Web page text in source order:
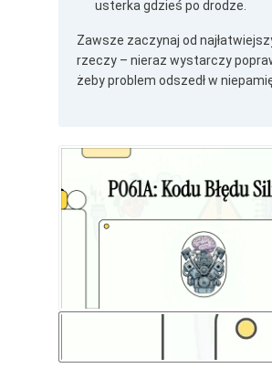
usterka gdzieś po drodze.
Zawsze zaczynaj od
rzeczy – nieraz wystarczy
żeby problem odszedł w